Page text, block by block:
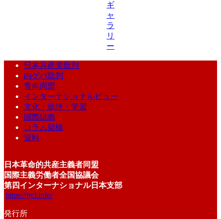
ギ
ャ
ラ
リ
ー
日本共産党批判
内ゲバ批判
青年同盟
インターナショナルビュー
文化・批評・学習
国際組織
コラム架橋
資料
日本革命的共産主義者同盟
国際主義労働者全国協議会
第四インターナショナル日本支部
https://jrcl.info/
発行所